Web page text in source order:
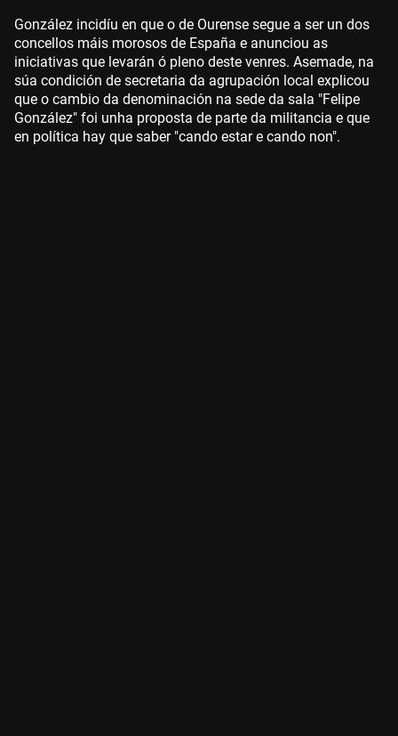
González incidíu en que o de Ourense segue a ser un dos
concellos máis morosos de España e anunciou as
iniciativas que levarán ó pleno deste venres. Asemade, na
súa condición de secretaria da agrupación local explicou
que o cambio da denominación na sede da sala "Felipe
González" foi unha proposta de parte da militancia e que
en política hay que saber "cando estar e cando non".